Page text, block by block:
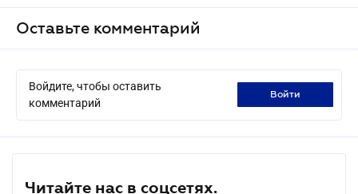
Оставьте комментарий
Войдите, чтобы оставить
комментарий
войти
Читайте нас в соцсетях.